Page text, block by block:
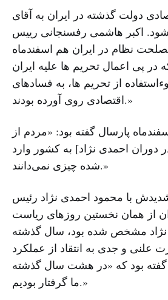
دولت گذشته در ایران به آقای
اکبر هاشمی رفسنجانی رییس
نظام در ایران هم اسفندماه
در پی اعمال تحریم ها علیه ایران
از تحریم ها، به فسادهای
اقتصادی روی آورده بودند.»
پارسال گفته بود: «مردم از
احمدی نژاد] به کشور وارد
شده چیزی نمی‌دانند.»
با محمود احمدی نژاد رئیس
از همان نخستین روزهای ریاست
مشخص شده بود، سال گذشته
علنی و جدی به انتقاد از عملکرد
گفته بود که «در هشت سال گذشته
ما گرفتار بودیم.»